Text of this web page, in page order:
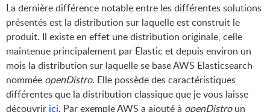
La dernière différence notable entre les différentes solutions
présentés est la distribution sur laquelle est construit le
produit. Il existe en effet une distribution originale, celle
maintenue principalement par Elastic et depuis environ un
mois la distribution sur laquelle se base AWS Elasticsearch
nommée openDistro. Elle possède des caractéristiques
différentes que la distribution classique que je vous laisse
découvrir ici. Par exemple AWS a ajouté à openDistroun